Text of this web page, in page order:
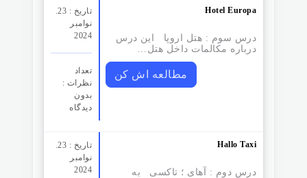
تاریخ : 23.
نوامبر
2024
تعداد
نظرات‌ :
بدون
دیدگاه
Hotel Europa
درس سوم :‌ هتل اروپا این درس
درباره مکالمات داخل هتل…
مطالعه اش کن
تاریخ : 23.
نوامبر
2024
Hallo Taxi
درس دوم : آهای ؛ تاکسی به